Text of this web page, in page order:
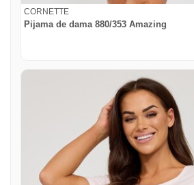
CORNETTE
Pijama de dama 880/353 Amazing